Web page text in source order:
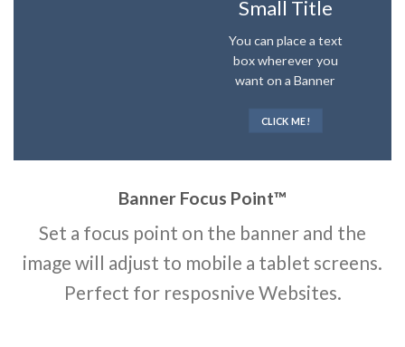
Small Title
You can place a text
box wherever you
want on a Banner
CLICK ME!
Banner Focus Point™
Set a focus point on the banner and the
image will adjust to mobile a tablet screens.
Perfect for resposnive Websites.